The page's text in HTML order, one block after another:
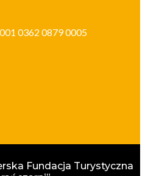
0362 0879 0005
Fundacja Turystyczna